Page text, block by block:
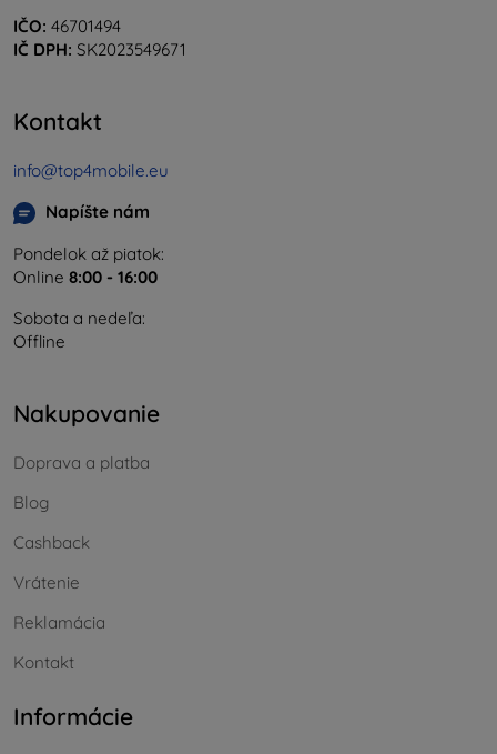
IČO: 46701494
IČ DPH: SK2023549671
Kontakt
info@top4mobile.eu
Napíšte nám
Pondelok až piatok:
Online 8:00 - 16:00
Sobota a nedeľa:
Offline
Nakupovanie
Doprava a platba
Blog
Cashback
Vrátenie
Reklamácia
Kontakt
Informácie